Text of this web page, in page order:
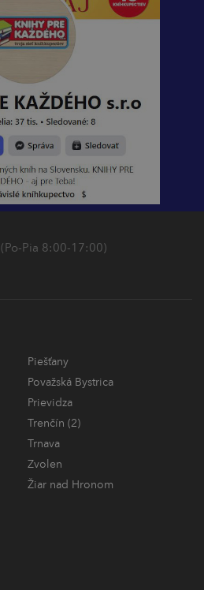
(Po-Pia 8:00-17:00)
Piešťany
Považská Bystrica
Prievidza
Trenčín (2)
Trnava
Zvolen
Žiar nad Hronom